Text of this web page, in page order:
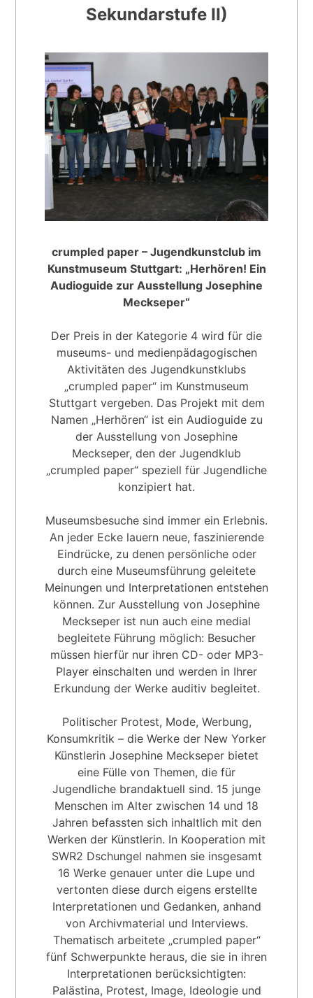
Sekundarstufe II)
crumpled paper – Jugendkunstclub im
Kunstmuseum Stuttgart: „Herhören! Ein
Audioguide zur Ausstellung Josephine
Meckseper“
Der Preis in der Kategorie 4 wird für die
museums- und medienpädagogischen
Aktivitäten des Jugendkunstklubs
„crumpled paper“ im Kunstmuseum
Stuttgart vergeben. Das Projekt mit dem
Namen „Herhören“ ist ein Audioguide zu
der Ausstellung von Josephine
Meckseper, den der Jugendklub
„crumpled paper“ speziell für Jugendliche
konzipiert hat.
Museumsbesuche sind immer ein Erlebnis.
An jeder Ecke lauern neue, faszinierende
Eindrücke, zu denen persönliche oder
durch eine Museumsführung geleitete
Meinungen und Interpretationen entstehen
können. Zur Ausstellung von Josephine
Meckseper ist nun auch eine medial
begleitete Führung möglich: Besucher
müssen hierfür nur ihren CD- oder MP3-
Player einschalten und werden in Ihrer
Erkundung der Werke auditiv begleitet.
Politischer Protest, Mode, Werbung,
Konsumkritik – die Werke der New Yorker
Künstlerin Josephine Meckseper bietet
eine Fülle von Themen, die für
Jugendliche brandaktuell sind. 15 junge
Menschen im Alter zwischen 14 und 18
Jahren befassten sich inhaltlich mit den
Werken der Künstlerin. In Kooperation mit
SWR2 Dschungel nahmen sie insgesamt
16 Werke genauer unter die Lupe und
vertonten diese durch eigens erstellte
Interpretationen und Gedanken, anhand
von Archivmaterial und Interviews.
Thematisch arbeitete „crumpled paper“
fünf Schwerpunkte heraus, die sie in ihren
Interpretationen berücksichtigten:
Palästina, Protest, Image, Ideologie und